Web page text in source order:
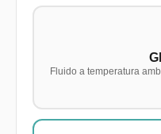
Fluido a temperatura